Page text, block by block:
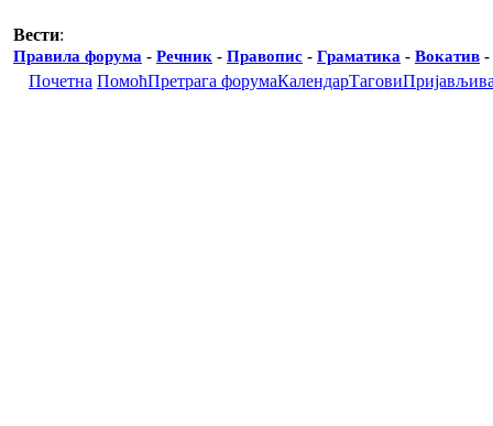
Вести:
Правила форума - Речник - Правопис - Граматика - Вокатив -
Почетна ПомоћПретрага форумаКалендарТагови